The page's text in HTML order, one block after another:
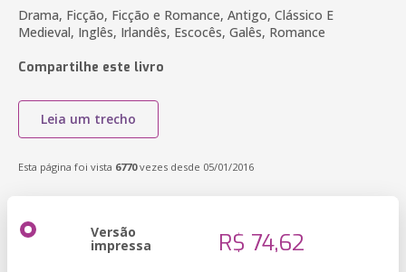
Drama, Ficção, Ficção e Romance, Antigo, Clássico E
Medieval, Inglês, Irlandês, Escocês, Galês, Romance
Compartilhe este livro
Leia um trecho
Esta página foi vista 6770vezes desde 05/01/2016
Versão
impressa R$ 74,62